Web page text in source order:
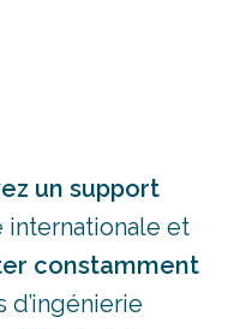
un support
internationale et
constamment